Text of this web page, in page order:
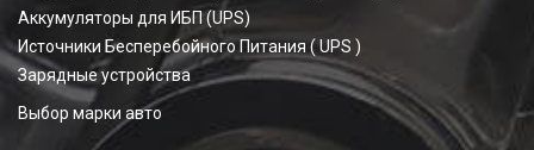
Аккумуляторы для ИБП (UPS)
Источники Бесперебойного Питания ( UPS )
Зарядные устройства
Выбор марки авто